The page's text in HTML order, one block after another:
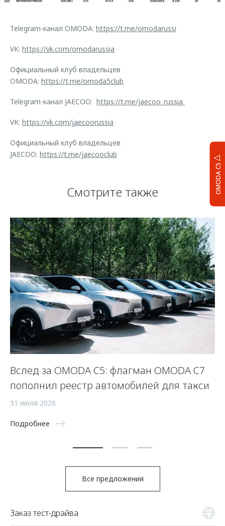
OMODA C5
Telegram-канал OMODA: https://t.me/omodarussi
VK: https://vk.com/omodarussia
Официальный клуб владельцев
OMODA: https://t.me/omoda5club
Telegram-канал JAECOO: https://t.me/jaecoo_russia
VK: https://vk.com/jaecoorussia
Официальный клуб владельцев
JAECOO: https://t.me/jaecooclub
Смотрите также
Вслед за OMODA C5: флагман OMODA C7
пополнил реестр автомобилей для такси
31 июля 2026
Подробнее
Все предложения
Заказ тест-драйва